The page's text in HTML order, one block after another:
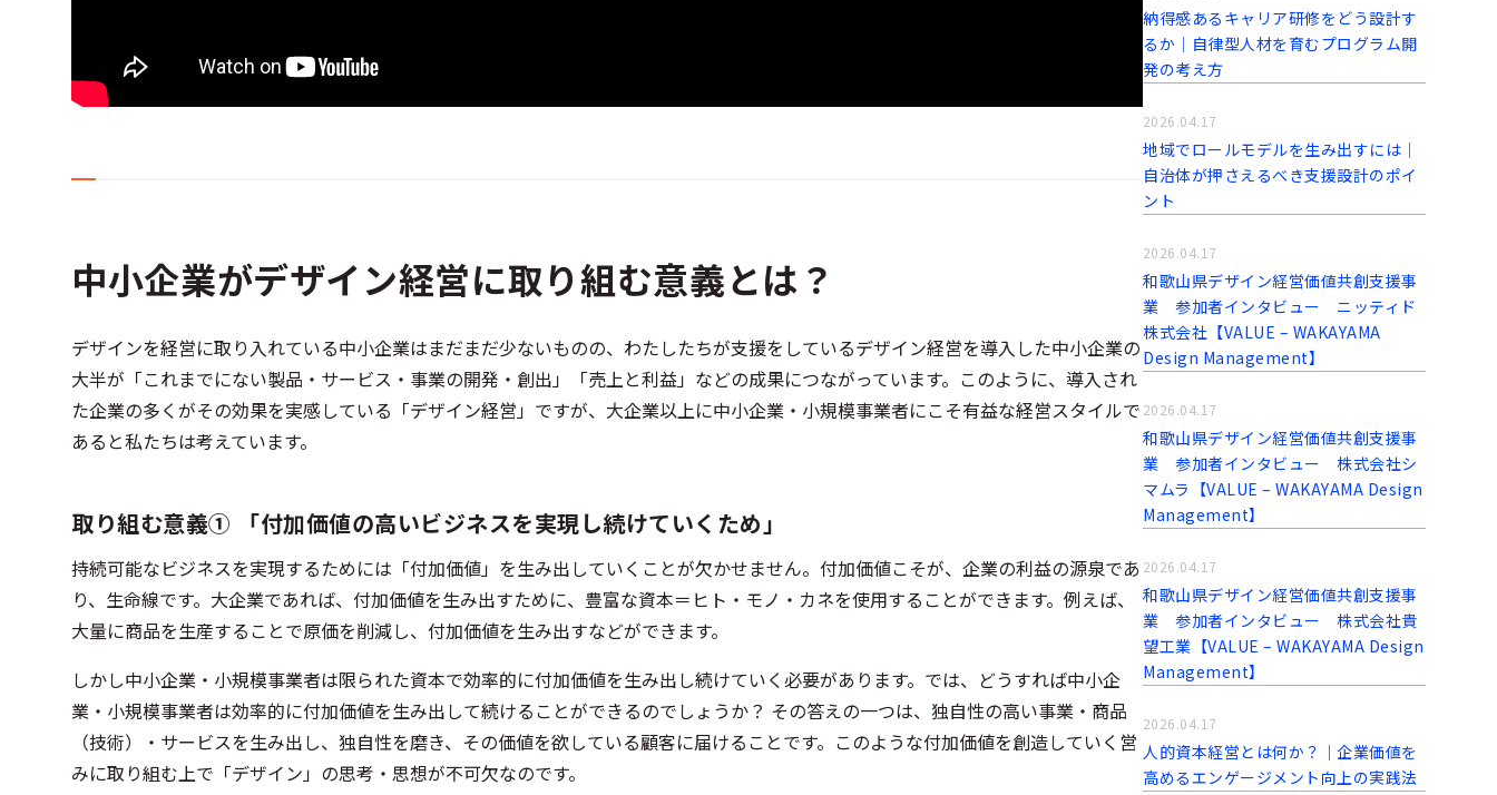
中小企業がデザイン経営に取り組む意義とは？
デザインを経営に取り入れている中小企業はまだまだ少ないものの、わたしたちが支援をしているデザイン経営を導入した中小企業の
大半が「これまでにない製品・サービス・事業の開発・創出」「売上と利益」などの成果につながっています。このように、導入され
た企業の多くがその効果を実感している「デザイン経営」ですが、大企業以上に中小企業・小規模事業者にこそ有益な経営スタイルで
あると私たちは考えています。
取り組む意義① 「付加価値の高いビジネスを実現し続けていくため」
持続可能なビジネスを実現するためには「付加価値」を生み出していくことが欠かせません。付加価値こそが、企業の利益の源泉であ
り、生命線です。大企業であれば、付加価値を生み出すために、豊富な資本＝ヒト・モノ・カネを使用することができます。例えば、
大量に商品を生産することで原価を削減し、付加価値を生み出すなどができます。
しかし中小企業・小規模事業者は限られた資本で効率的に付加価値を生み出し続けていく必要があります。では、どうすれば中小企
業・小規模事業者は効率的に付加価値を生み出して続けることができるのでしょうか？ その答えの一つは、独自性の高い事業・商品
（技術）・サービスを生み出し、独自性を磨き、その価値を欲している顧客に届けることです。このような付加価値を創造していく営
みに取り組む上で「デザイン」の思考・思想が不可欠なのです。
納得感あるキャリア研修をどう設計す
るか｜自律型人材を育むプログラム開
発の考え方
地域でロールモデルを生み出すには｜
自治体が押さえるべき支援設計のポイ
ント
2026.04.17
和歌山県デザイン経営価値共創支援事
業 参加者インタビュー ニッティド
株式会社【VALUE – WAKAYAMA
Design Management】
2026.04.17
和歌山県デザイン経営価値共創支援事
業 参加者インタビュー 株式会社シ
マムラ【VALUE – WAKAYAMA Design
Management】
2026.04.17
和歌山県デザイン経営価値共創支援事
業 参加者インタビュー 株式会社貴
望工業【VALUE – WAKAYAMA Design
Management】
2026.04.17
人的資本経営とは何か？｜企業価値を
高めるエンゲージメント向上の実践法
2026.04.17